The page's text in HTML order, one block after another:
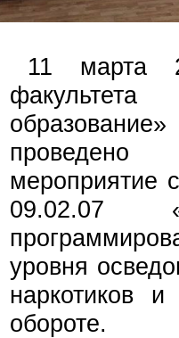
11 марта
проведено
мероприятие
09.02.07
уровня
наркотиков
обороте.